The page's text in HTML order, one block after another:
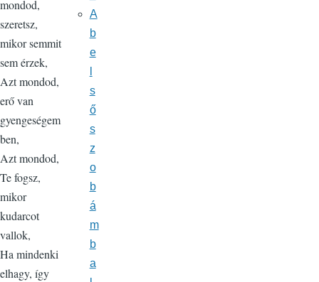
mondod,
szeretsz,
mikor semmit
sem érzek,
Azt mondod,
erő van
gyengeségem
ben,
Azt mondod,
Te fogsz,
mikor
kudarcot
vallok,
Ha mindenki
elhagy, így
A
b
e
s
ő
s
z
o
b
á
m
b
a